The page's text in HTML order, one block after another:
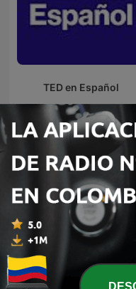
TED en Español
Más podcasts
Tecnología